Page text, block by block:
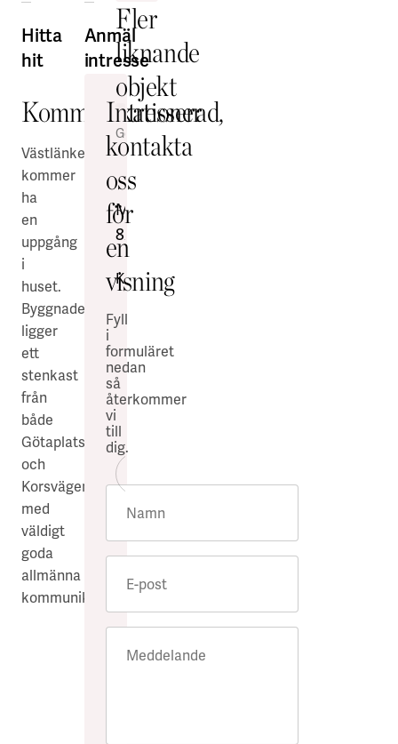
Hitta
hit
Kommunikationer
Västlänken
kommer
ha
en
uppgång
i
huset.
Byggnaden
ligger
ett
stenkast
från
både
Götaplatsen
och
Korsvägen
med
väldigt
goda
allmänna
kommunikationer.
Anmäl
intresse
Intresserad,
kontakta
oss
för
en
visning
Fyll
i
formuläret
nedan
så
återkommer
vi
till
dig.
Namn
E-post
Meddelande
Fler
liknande
objekt
Göteborg
20
Medicinaregatan
8A
Kontor
Göteborg
900
Medicinaregatan
Industri
verkstad
Kontor
Övrigt
Göteborg
24
Industri
Lager &
logistik